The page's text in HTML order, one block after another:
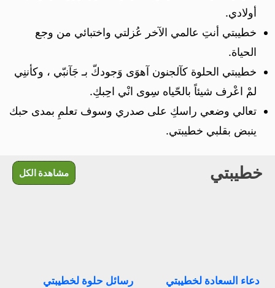
أولادي.
خطيبتي أنتِ عالمي الآخر عُزلتي واختبائي من وجع
الحياة.
خطيبتي الحلوة كآلجنون آهوَى وَجودكّ بـ جَآنبّي ، وكأننِي
لمْ اعْرف شيئاً بالحّياه سِوى انْي احِبكِ.
تعالي وضعي راسكِ على صدري وسوف تعلمِ بمدى حبك
ينبض بقلبي خطيبتي.
خطيبتي مشاهدة الكل
دعاء السعادة لخطيبتي رسائل حلوة لخطيبتي